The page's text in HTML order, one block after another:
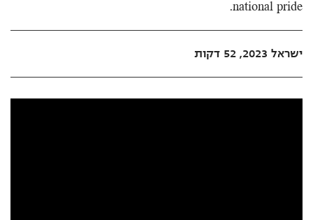
national pride.
ישראל 2023, 52 דקות